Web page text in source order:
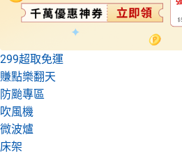
299超取免運
賺點樂翻天
防颱專區
吹風機
微波爐
床架